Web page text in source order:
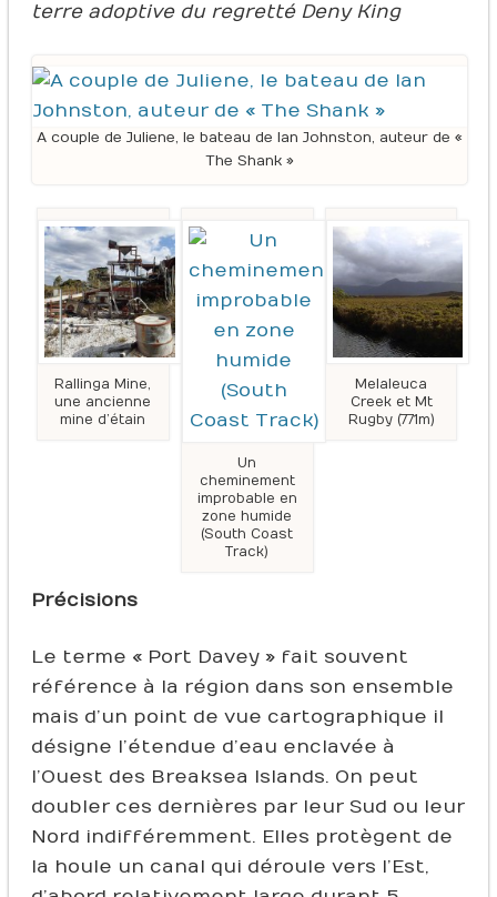
terre adoptive du regretté Deny King
A couple de Juliene, le bateau de Ian Johnston, auteur de «
The Shank »
Rallinga Mine,
une ancienne
mine d’étain
Un
cheminement
improbable en
zone humide
(South Coast
Track)
Melaleuca
Creek et Mt
Rugby (771m)
Précisions
Le terme « Port Davey » fait souvent
référence à la région dans son ensemble
mais d’un point de vue cartographique il
désigne l’étendue d’eau enclavée à
l’Ouest des Breaksea Islands. On peut
doubler ces dernières par leur Sud ou leur
Nord indifféremment. Elles protègent de
la houle un canal qui déroule vers l’Est,